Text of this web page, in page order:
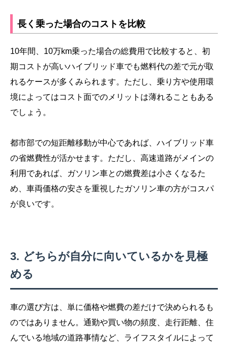
長く乗った場合のコストを比較
10年間、10万km乗った場合の総費用で比較すると、初
期コストが高いハイブリッド車でも燃料代の差で元が取
れるケースが多くみられます。ただし、乗り方や使用環
境によってはコスト面でのメリットは薄れることもある
でしょう。
都市部での短距離移動が中心であれば、ハイブリッド車
の省燃費性が活かせます。ただし、高速道路がメインの
利用であれば、ガソリン車との燃費差は小さくなるた
め、車両価格の安さを重視したガソリン車の方がコスパ
が良いです。
どちらが自分に向いているかを見極
める
車の選び方は、単に価格や燃費の差だけで決められるも
のではありません。通勤や買い物の頻度、走行距離、住
んでいる地域の道路事情など、ライフスタイルによって